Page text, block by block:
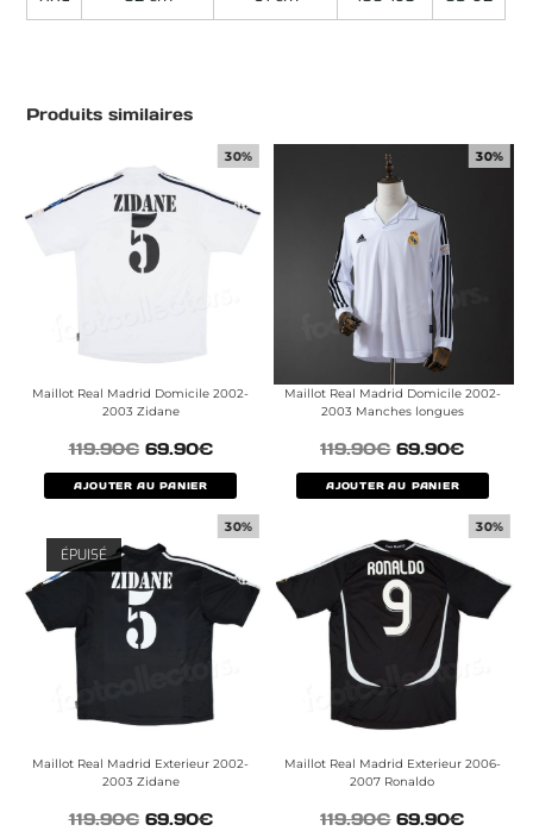
Produits similaires
30%
Maillot Real Madrid Domicile 2002-
2003 Zidane
119.90€ 69.90€
AJOUTER AU PANIER
30%
Maillot Real Madrid Domicile 2002-
2003 Manches longues
119.90€ 69.90€
AJOUTER AU PANIER
30%
ÉPUISÉ
Maillot Real Madrid Exterieur 2002-
2003 Zidane
119.90€ 69.90€
30%
Maillot Real Madrid Exterieur 2006-
2007 Ronaldo
119.90€ 69.90€